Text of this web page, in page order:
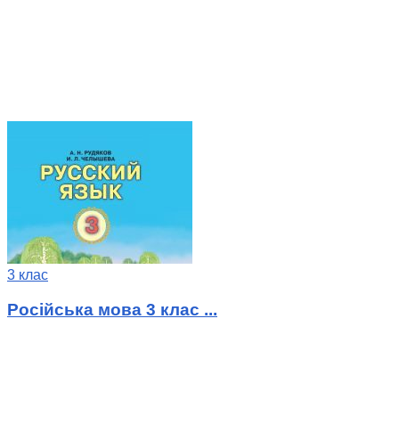
3 клас
Російська мова 3 клас ...